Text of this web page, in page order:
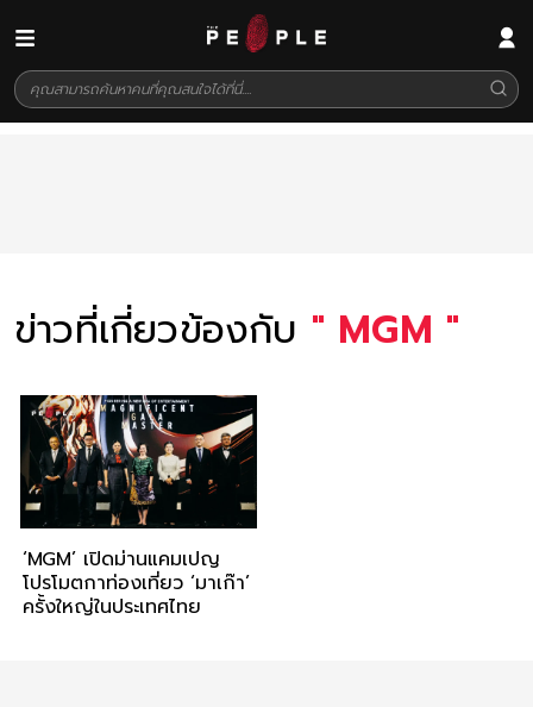
ข่าวที่เกี่ยวข้องกับ " MGM "
‘MGM’ เปิดม่านแคมเปญ
โปรโมตกาท่องเที่ยว ‘มาเก๊า’
ครั้งใหญ่ในประเทศไทย